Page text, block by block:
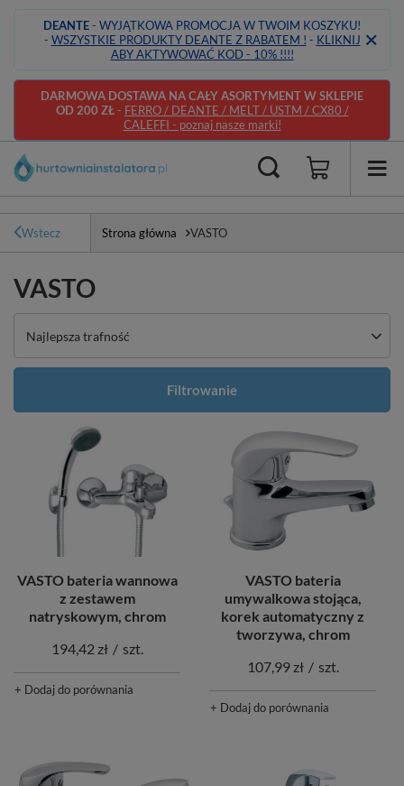
DEANTE- WYJĄTKOWA PROMOCJA W TWOIM KOSZYKU!
- WSZYSTKIE PRODUKTY DEANTE Z RABATEM ! - KLIKNIJ
ABY AKTYWOWAĆ KOD - 10% !!!!
DARMOWA DOSTAWA NA CAŁY ASORTYMENT W SKLEPIE
OD 200 ZŁ- FERRO / DEANTE / MELT / USTM / CX80 /
CALEFFI - poznaj nasze marki!
Wstecz Strona główna VASTO
VASTO
Zmień sortowanie
Najlepsza trafność
Filtrowanie
VASTO bateria wannowa
z zestawem
natryskowym, chrom
194,42 zł / szt.
+ Dodaj do porównania
VASTO bateria
umywalkowa stojąca,
korek automatyczny z
tworzywa, chrom
107,99 zł / szt.
+ Dodaj do porównania